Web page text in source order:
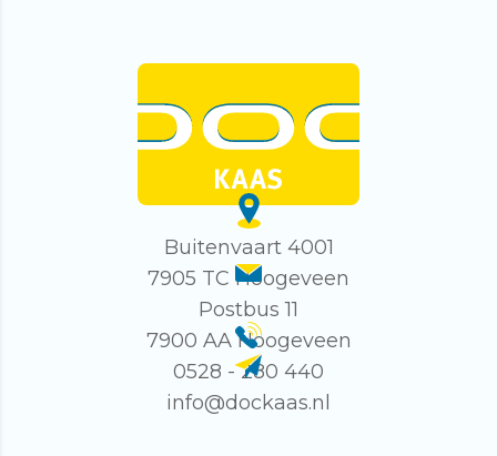
Buitenvaart 4001
7905 TC Hoogeveen
Postbus 11
7900 AA Hoogeveen
0528 - 280 440
info@dockaas.nl